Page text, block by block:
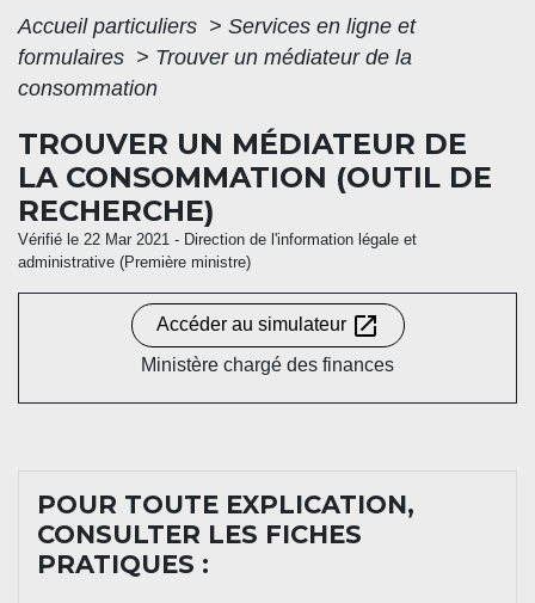
Accueil particuliers > Services en ligne et
formulaires > Trouver un médiateur de la
consommation
TROUVER UN MÉDIATEUR DE
LA CONSOMMATION (OUTIL DE
RECHERCHE)
Vérifié le 22 Mar 2021 - Direction de l'information légale et
administrative (Première ministre)
Accéder au simulateur open_in_new
Ministère chargé des finances
POUR TOUTE EXPLICATION,
CONSULTER LES FICHES
PRATIQUES :